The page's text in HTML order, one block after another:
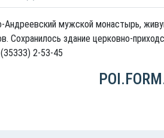
мужской монастырь,
Сохранилось здание церковно-
2-53-45